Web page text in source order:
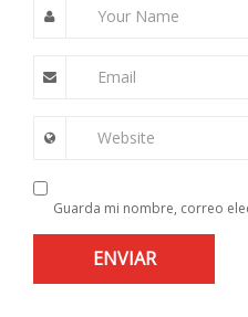
Your Name
Email
Website